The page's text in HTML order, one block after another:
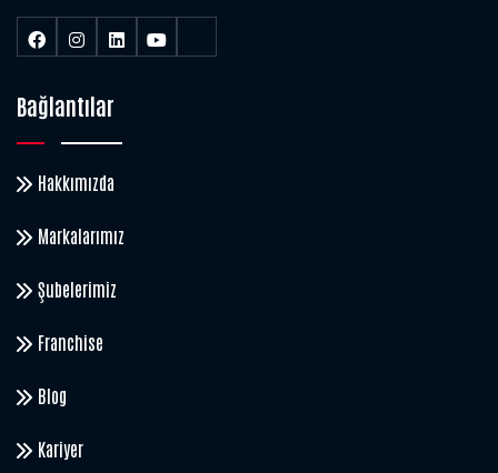
Bağlantılar
Hakkımızda
Markalarımız
Şubelerimiz
Franchise
Blog
Kariyer